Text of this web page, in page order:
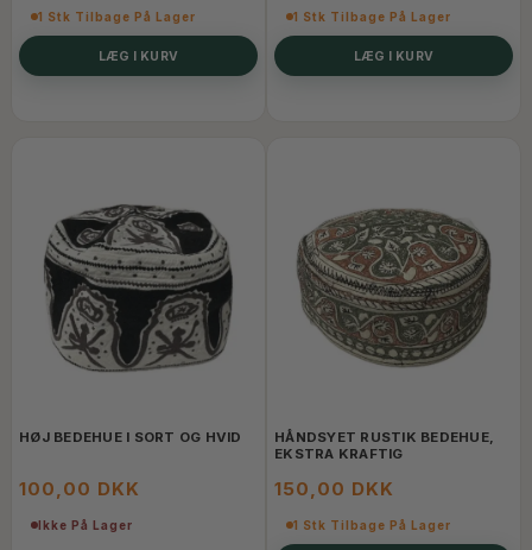
1 Stk Tilbage På Lager
LÆG I KURV
1 Stk Tilbage På Lager
LÆG I KURV
HØJ BEDEHUE I SORT OG HVID
100,00 DKK
Ikke På Lager
HÅNDSYET RUSTIK BEDEHUE,
EKSTRA KRAFTIG
150,00 DKK
1 Stk Tilbage På Lager